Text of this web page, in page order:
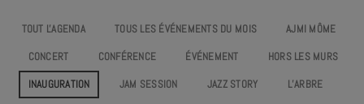
TOUT L'AGENDA TOUS LES ÉVÉNEMENTS DU MOIS
AJMI MÔME
CONCERT
CONFÉRENCE ÉVÉNEMENT
HORS LES MURS
INAUGURATION
JAM SESSION JAZZ STORY
L’ARBRE